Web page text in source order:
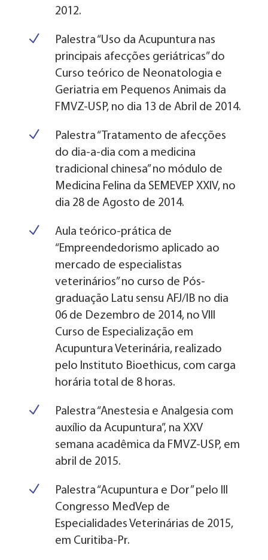
2012.
N
Palestra “Uso da Acupuntura nas
principais afecções geriátricas” do
Curso teórico de Neonatologia e
Geriatria em Pequenos Animais da
FMVZ-USP, no dia 13 de Abril de 2014.
N
Palestra “Tratamento de afecções
do dia-a-dia com a medicina
tradicional chinesa” no módulo de
Medicina Felina da SEMEVEP XXIV, no
dia 28 de Agosto de 2014.
N
Aula teórico-prática de
“Empreendedorismo aplicado ao
mercado de especialistas
veterinários” no curso de Pós-
graduação Latu sensu AFJ/IB no dia
06 de Dezembro de 2014, no VIII
Curso de Especialização em
Acupuntura Veterinária, realizado
pelo Instituto Bioethicus, com carga
horária total de 8 horas.
N
Palestra “Anestesia e Analgesia com
auxílio da Acupuntura”, na XXV
semana acadêmica da FMVZ-USP, em
abril de 2015.
N
Palestra “Acupuntura e Dor” pelo III
Congresso MedVep de
Especialidades Veterinárias de 2015,
em Curitiba-Pr.